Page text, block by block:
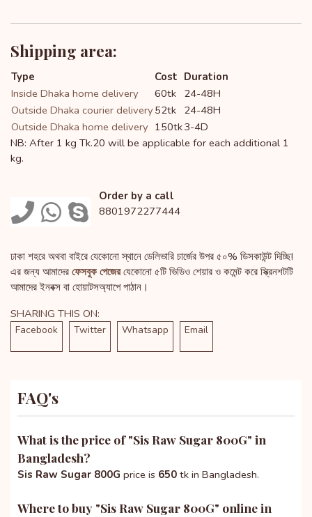
Shipping area:
Type Cost Duration
Inside Dhaka home delivery
60tk 24-48H
Outside Dhaka courier delivery52tk 24-48H
Outside Dhaka home delivery 150tk3-4D
NB: After 1 kg Tk.20 will be applicable for each additional 1
kg.
Order by a call
8801972277444
ঢাকা শহরে অথবা বাইরে যেকোনো স্থানে ডেলিভারি চার্জের উপর ৫০% ডিসকাউন্ট দিচ্ছি!
এর জন্য আমাদের ফেসবুক পেজেরযেকোনো ৫টি ভিডিও শেয়ার ও কমেন্ট করে স্ক্রিনশটটি
আমাদের ইনবক্স বা হোয়াটসঅ্যাপে পাঠান।
SHARING THIS ON:
Facebook Twitter Whatsapp Email
FAQ's
What is the price of "Sis Raw Sugar 800G" in
Bangladesh?
Sis Raw Sugar 800G price is 650 tk in Bangladesh.
Where to buy "Sis Raw Sugar 800G" online in